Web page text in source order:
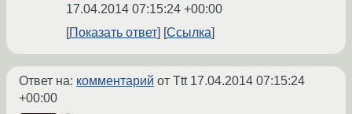
17.04.2014 07:15:24 +00:00
Показать ответ
Ссылка
Ответ на: комментарий от Ttt 17.04.2014 07:15:24
+00:00